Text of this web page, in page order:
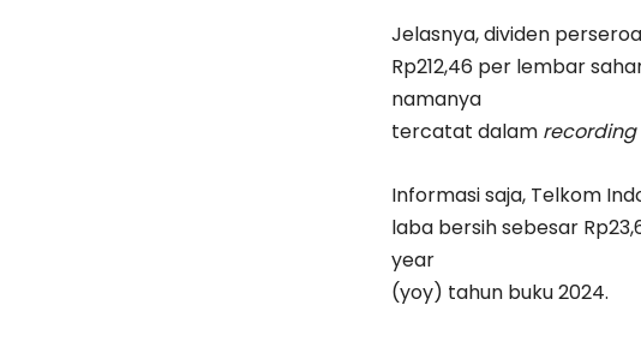
Jelasnya, dividen
Rp212,46 per lembar
namanya
tercatat dalam
Informasi saja, Telkom
laba bersih sebesar
year
(yoy) tahun buku 2024.